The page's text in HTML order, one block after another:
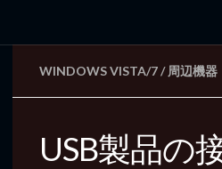
タ日記 3rd
WINDOWS VISTA/7/ 周辺機器
USB製品の